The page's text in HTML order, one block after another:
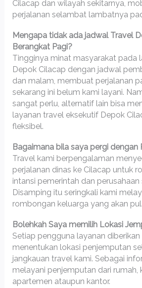
Cilacap dan wilayah sekitarnya,
perjalanan selambat lambatnya
Mengapa tidak ada jadwal Travel
Berangkat Pagi?
Tingginya minat masyarakat pada
Depok Cilacap dengan jadwal
dan malam, membuat perjalanan
sekarang ini belum kami layani.
sangat perlu, alternatif lain bisa
layanan travel eksekutif Depok
fleksibel.
Bagaimana bila saya pergi dengan
Travel kami berpengalaman
perjalanan dinas ke Cilacap untuk
intansi pemerintah dan perusahaan
Disamping itu seringkali kami
rombongan keluarga yang akan
Bolehkah Saya memilih Lokasi
Setiap pengguna layanan
menentukan lokasi penjemputan
jangkauan travel kami. Sebagai
melayani penjemputan dari rumah,
apartemen ataupun kantor.